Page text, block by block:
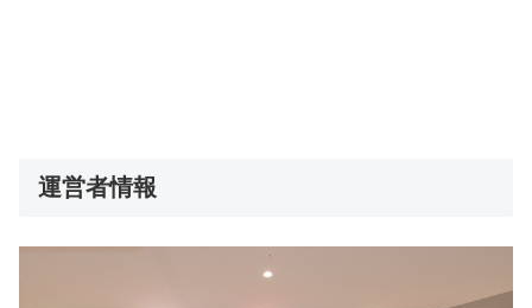
運営者情報